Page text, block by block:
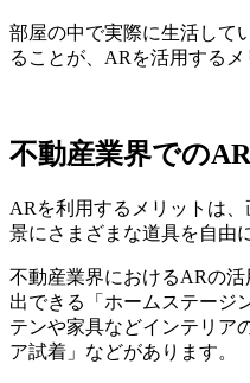
部屋の中で実際に生活して
ることが、ARを活用するメ
不動産業界での
ARを利用するメリットは
景にさまざまな道具を自由
不動産業界におけるARの
出できる「ホームステージ
テンや家具などインテリア
ア試着」などがあります。